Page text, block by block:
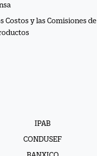
Costos y las Comisiones de
IPAB
CONDUSEF